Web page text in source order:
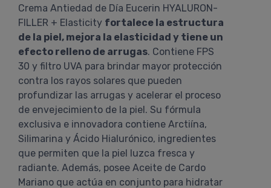
Crema Antiedad de Día Eucerin HYALURON-
FILLER + Elasticity fortalece la estructura
de la piel, mejora la elasticidad y tiene un
efecto relleno de arrugas. Contiene FPS
30 y filtro UVA para brindar mayor protección
contra los rayos solares que pueden
profundizar las arrugas y acelerar el proceso
de envejecimiento de la piel. Su fórmula
exclusiva e innovadora contiene Arctiína,
Silimarina y Ácido Hialurónico, ingredientes
que permiten que la piel luzca fresca y
radiante. Además, posee Aceite de Cardo
Mariano que actúa en conjunto para hidratar